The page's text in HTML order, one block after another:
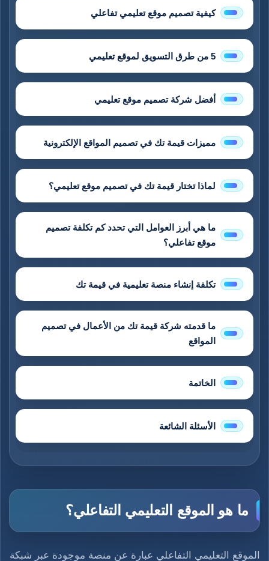
كيفية تصميم موقع تعليمي تفاعلي
5 من طرق التسويق لموقع تعليمي
أفضل شركة تصميم موقع تعليمي
مميزات قيمة تك في تصميم المواقع الإلكترونية
لماذا تختار قيمة تك في تصميم موقع تعليمي؟
ما هي أبرز العوامل التي تحدد كم تكلفة تصميم
موقع تفاعلي؟
تكلفة إنشاء منصة تعليمية في قيمة تك
ما قدمته شركة قيمة تك من الأعمال في تصميم
المواقع
الخاتمة
الأسئلة الشائعة
ما هو الموقع التعليمي التفاعلي؟
الموقع التعليمي التفاعلي عبارة عن منصة موجودة عبر شبكة